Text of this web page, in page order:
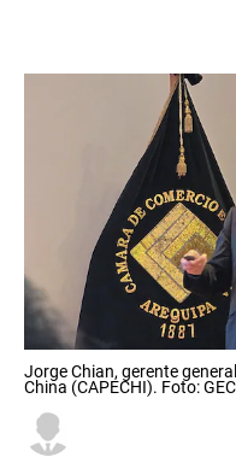
Jorge Chian, gerente
China (CAPECHI). Foto: